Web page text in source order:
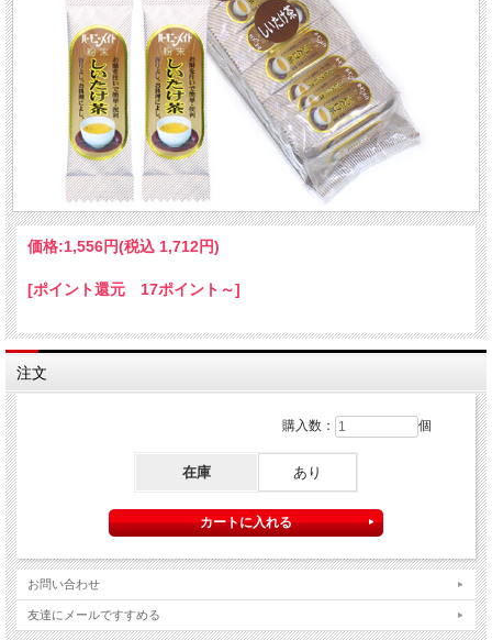
価格:1,556円(税込 1,712円)
[ポイント還元 17ポイント～]
注文
購入数： 個
在庫 あり
お問い合わせ
友達にメールですすめる